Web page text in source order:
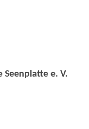
Seenplatte e. V.